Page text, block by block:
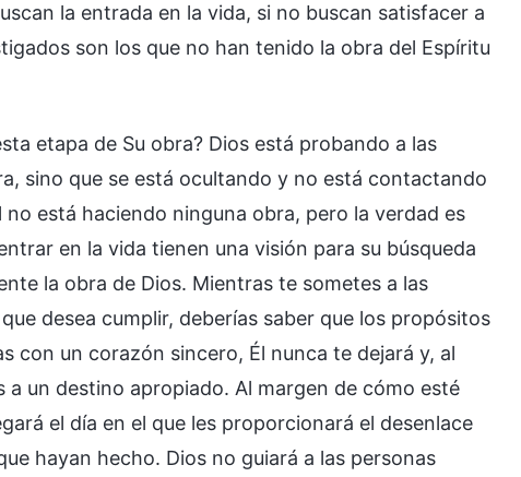
la entrada en la vida, si no buscan satisfacer a
son los que no han tenido la obra del Espíritu
etapa de Su obra? Dios está probando a las
sino que se está ocultando y no está contactando
está haciendo ninguna obra, pero la verdad es
en la vida tienen una visión para su búsqueda
la obra de Dios. Mientras te sometes a las
desea cumplir, deberías saber que los propósitos
con un corazón sincero, Él nunca te dejará y, al
un destino apropiado. Al margen de cómo esté
el día en el que les proporcionará el desenlace
hayan hecho. Dios no guiará a las personas